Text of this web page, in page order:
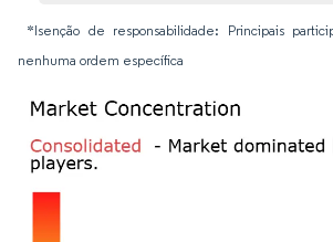
*Isenção de responsabilidade: Principais
nenhuma ordem específica